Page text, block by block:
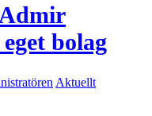
bolag
Aktuellt